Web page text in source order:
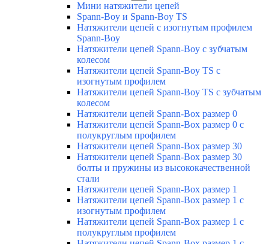
Мини натяжители цепей
Spann-Boy и Spann-Boy TS
Натяжители цепей с изогнутым профилем
Spann-Boy
Натяжители цепей Spann-Boy с зубчатым
колесом
Натяжители цепей Spann-Boy TS с
изогнутым профилем
Натяжители цепей Spann-Boy TS с зубчатым
колесом
Натяжители цепей Spann-Box размер 0
Натяжители цепей Spann-Box размер 0 с
полукруглым профилем
Натяжители цепей Spann-Box размер 30
Натяжители цепей Spann-Box размер 30
болты и пружины из высококачественной
стали
Натяжители цепей Spann-Box размер 1
Натяжители цепей Spann-Box размер 1 с
изогнутым профилем
Натяжители цепей Spann-Box размер 1 с
полукруглым профилем